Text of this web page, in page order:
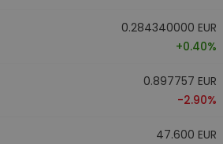
0.284340000 EUR
+0.40%
0.897757 EUR
-2.90%
47.600 EUR